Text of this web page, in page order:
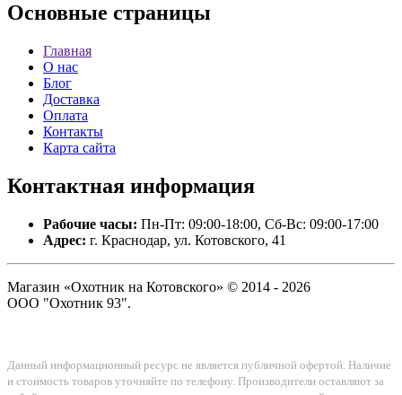
Основные страницы
Главная
О нас
Блог
Доставка
Оплата
Контакты
Карта сайта
Контактная информация
Рабочие часы: Пн-Пт: 09:00-18:00, Сб-Вс: 09:00-17:00
Адрес: г. Краснодар, ул. Котовского, 41
Магазин «Охотник на Котовского» © 2014 - 2026
ООО "Охотник 93".
Данный информационный ресурс не является публичной офертой. Наличие
и стоимость товаров уточняйте по телефону. Производители оставляют за